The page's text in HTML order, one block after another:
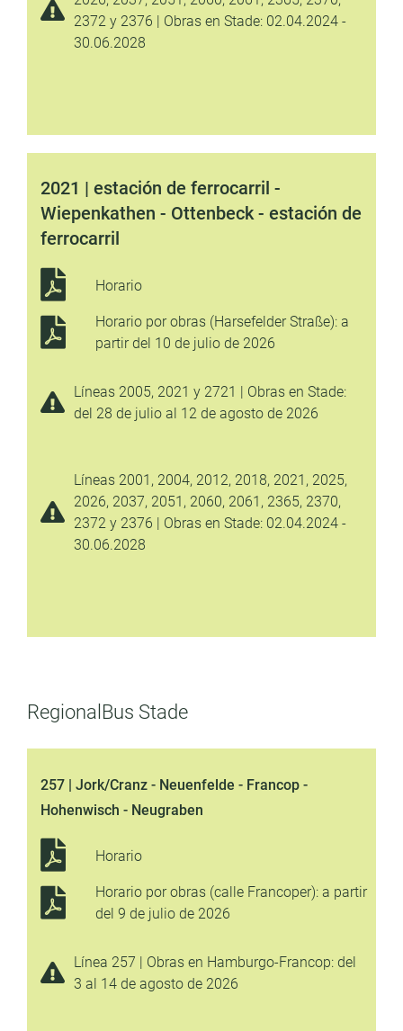
2372 y 2376 | Obras en Stade: 02.04.2024 -
30.06.2028
2021 | estación de ferrocarril -
Wiepenkathen - Ottenbeck - estación de
ferrocarril
Horario
Horario por obras (Harsefelder Straße): a
partir del 10 de julio de 2026
Líneas 2005, 2021 y 2721 | Obras en Stade:
del 28 de julio al 12 de agosto de 2026
Líneas 2001, 2004, 2012, 2018, 2021, 2025,
2026, 2037, 2051, 2060, 2061, 2365, 2370,
2372 y 2376 | Obras en Stade: 02.04.2024 -
30.06.2028
RegionalBus Stade
257 | Jork/Cranz - Neuenfelde - Francop -
Hohenwisch - Neugraben
Horario
Horario por obras (calle Francoper): a partir
del 9 de julio de 2026
Línea 257 | Obras en Hamburgo-Francop: del
3 al 14 de agosto de 2026